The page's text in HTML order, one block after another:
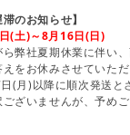
のお知らせ】
(土)～8月16日(日)
弊社夏期休業に伴い
をお休みさせていた
(月)以降に順次発送と
ざいませんが、予め